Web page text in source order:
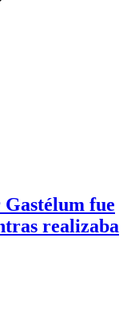
fue
realizaba